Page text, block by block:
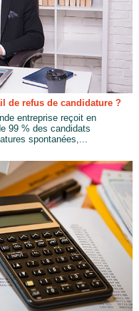
de refus de candidature ?
entreprise reçoit en
99 % des candidats
spontanées,...